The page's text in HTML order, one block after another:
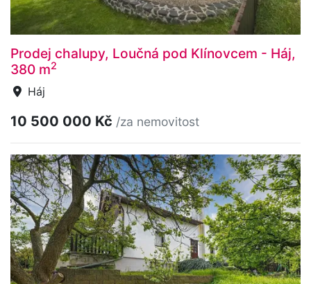
Prodej chalupy, Loučná pod Klínovcem - Háj,
380 m2
Háj
10 500 000 Kč /za nemovitost